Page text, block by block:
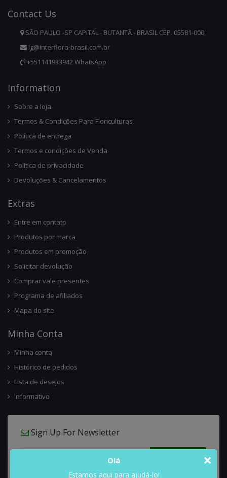
Contact Us
SÃO PAULO -SP CAPITAL - BUTANTÃ - BRASIL CEP. 05581-000
lg@interflora-brasil.com.br
+551141933942 WhatsApp
InforMation
Sobre a loja
Termos & Condições Para Floriculturas
Política de entrega
Termos e condições de Venda
Política de privacidade
Devoluções & Cancelamentos
ExtRas
Entre em contato
Produtos por marca
Produtos em promoção
Solicitar devolução
Comprar vale presentes
Programa de afiliados
Mapa do site
Minha Conta
Minha conta
Histórico de pedidos
Lista de desejos
Informativo
Sign Up For Newsletter
×
Olá
Estamos aqui para ajudá-lo!